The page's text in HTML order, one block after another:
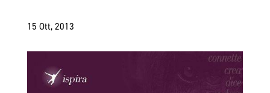
15 Ott, 2013